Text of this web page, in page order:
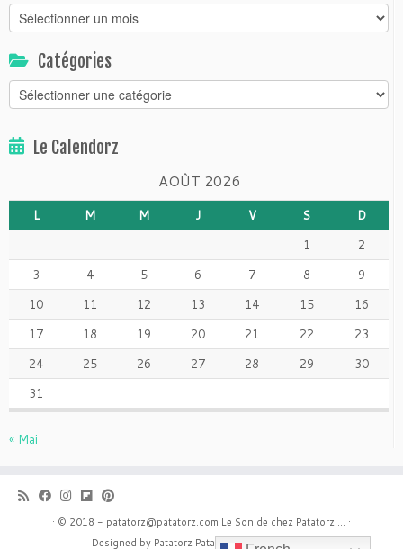
Archivorz
Catégories
Catégories
Le Calendorz
AOÛT 2026
L M M J V S
D
1
2
3
4 5 6 7 8
9
10
11 12 13 14 15
16
17
18 19 20 21 22
23
24
25 26 27 28 29
30
31
« Mai
· © 2018 - patatorz@patatorz.com Le Son de chez Patatorz.... ·
Designed by Patatorz Patatorz with customizr